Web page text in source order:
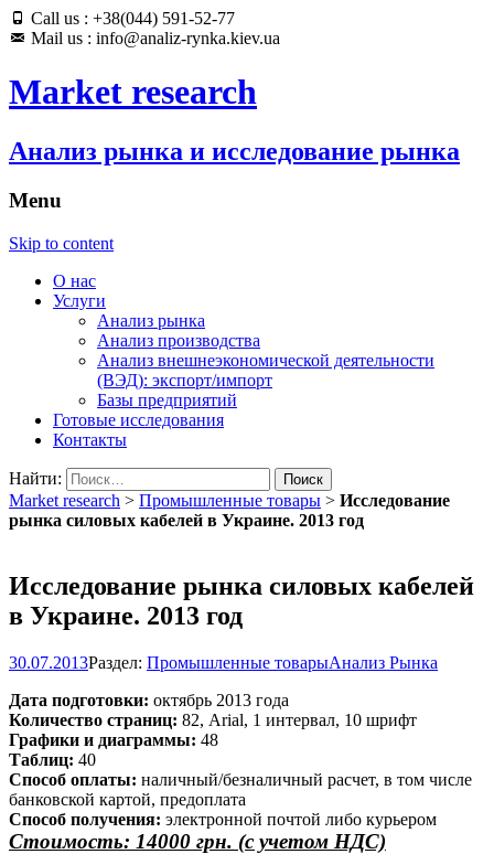
Call us : +38(044) 591-52-77
Mail us : info@analiz-rynka.kiev.ua
Market research
Анализ рынка и исследование рынка
Menu
Skip to content
О нас
Услуги
Анализ рынка
Анализ производства
Анализ внешнеэкономической деятельности
(ВЭД): экспорт/импорт
Базы предприятий
Готовые исследования
Контакты
Найти:
Market research > Промышленные товары > Исследование
рынка силовых кабелей в Украине. 2013 год
Исследование рынка силовых кабелей
в Украине. 2013 год
30.07.2013Раздел: Промышленные товарыАнализ Рынка
Дата подготовки: октябрь 2013 года
Количество страниц: 82, Arial, 1 интервал, 10 шрифт
Графики и диаграммы: 48
Таблиц: 40
Способ оплаты: наличный/безналичный расчет, в том числе
банковской картой, предоплата
Способ получения: электронной почтой либо курьером
Стоимость: 14000 грн. (с учетом НДС)